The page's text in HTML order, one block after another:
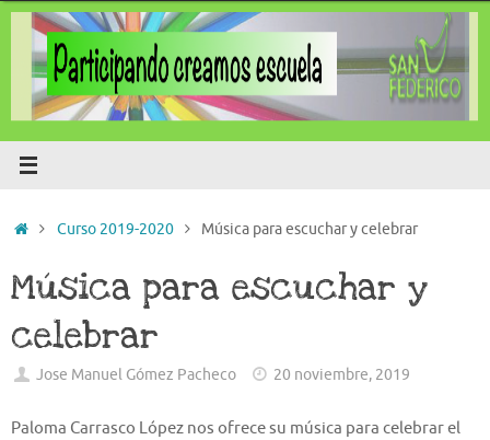
Saltar
contenido
InicioCurso 2019-2020 Música para escuchar y celebrar
Música para escuchar y
celebrar
Jose Manuel Gómez Pacheco 20 noviembre, 2019
Paloma Carrasco López nos ofrece su música para celebrar el